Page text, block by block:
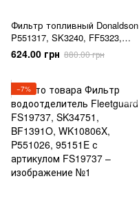
Фильтр топливный Donaldson
P551317, SK3240, FF5323,
PF7655, P1085, 33592
624.00 грн 880.00 грн
−7%